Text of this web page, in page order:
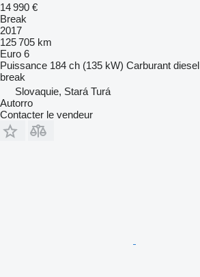
14 990 €
Break
2017
125 705 km
Euro 6
Puissance 184 ch (135 kW) Carburant diesel
break
Slovaquie, Stará Turá
Autorro
Contacter le vendeur